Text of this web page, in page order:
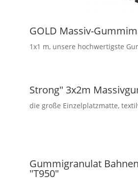
GOLD Massiv-
1x1 m, unsere hochwertigste
Strong" 3x2m
die große Einzelplatzmatte,
Gummigranulat
"T950"